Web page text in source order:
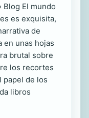
Blog El mundo
es exquisita,
de
en unas hojas
brutal sobre
los recortes
papel de los
libros